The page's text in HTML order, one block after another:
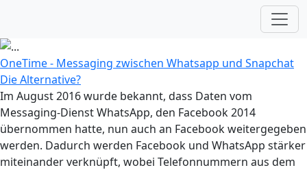
OneTime - Messaging zwischen Whatsapp und Snapchat
Die Alternative?
Im August 2016 wurde bekannt, dass Daten vom
Messaging-Dienst WhatsApp, den Facebook 2014
übernommen hatte, nun auch an Facebook weitergegeben
werden. Dadurch werden Facebook und WhatsApp stärker
miteinander verknüpft, wobei Telefonnummern aus dem